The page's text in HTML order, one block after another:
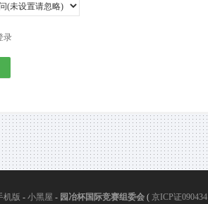
录
机版 - 小黑屋 - 园冶杯国际竞赛组委会 ( 京ICP证090434